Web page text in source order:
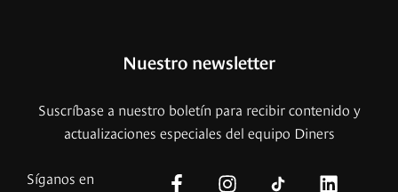
Nuestro newsletter
Suscríbase a nuestro boletín para recibir contenido y
actualizaciones especiales del equipo Diners
Síganos en